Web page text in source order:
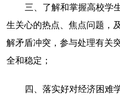
三、了解和掌握高校学
生关心的热点、焦点问题，
解矛盾冲突，参与处理有关
全和稳定；
四、落实好对经济困难